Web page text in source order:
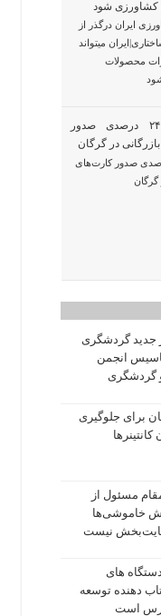
ایران درگذر از
میتواند
محصولات
۲۴ درصدی صدور کارت‌های
گرگان
جدید گردشگری
انجمن
گردشگری
برای جلوگیری
مسئول از
خاموشی‌ها
نیست
های
دهنده توسعه
ارس است